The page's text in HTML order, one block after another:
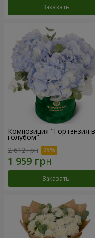
Заказать
Композиция "Гортензия в
голубом"
2 612 грн
Заказать